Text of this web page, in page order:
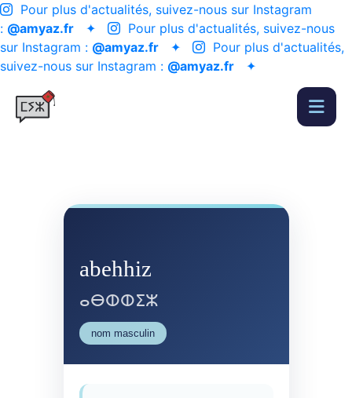
Pour plus d'actualités, suivez-nous sur Instagram
: @amyaz.fr ✦
Pour plus d'actualités, suivez-nous
sur Instagram : @amyaz.fr ✦
Pour plus d'actualités,
suivez-nous sur Instagram : @amyaz.fr ✦
abehhiz
ⴰⴱⵀⵀⵉⵣ
nom masculin